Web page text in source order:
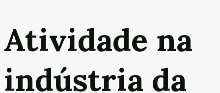
Atividade na
indústria da